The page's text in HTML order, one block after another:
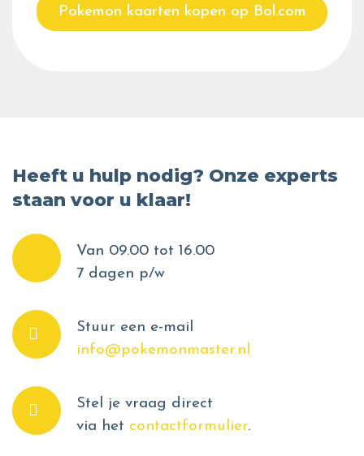
Pokemon kaarten kopen op Bol.com
Heeft u hulp nodig? Onze experts
staan voor u klaar!
Van 09.00 tot 16.00
7 dagen p/w
Stuur een e-mail
info@pokemonmaster.nl
Stel je vraag direct
via het contactformulier.